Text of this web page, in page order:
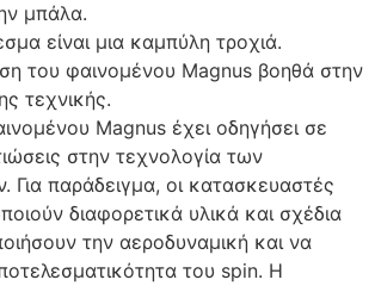
μπάλα.
είναι μια καμπύλη τροχιά.
του φαινομένου Magnus βοηθά στην
τεχνικής.
Magnus έχει οδηγήσει σε
στην τεχνολογία των
Για παράδειγμα, οι κατασκευαστές
διαφορετικά υλικά και σχέδια
την αεροδυναμική και να
του spin. Η